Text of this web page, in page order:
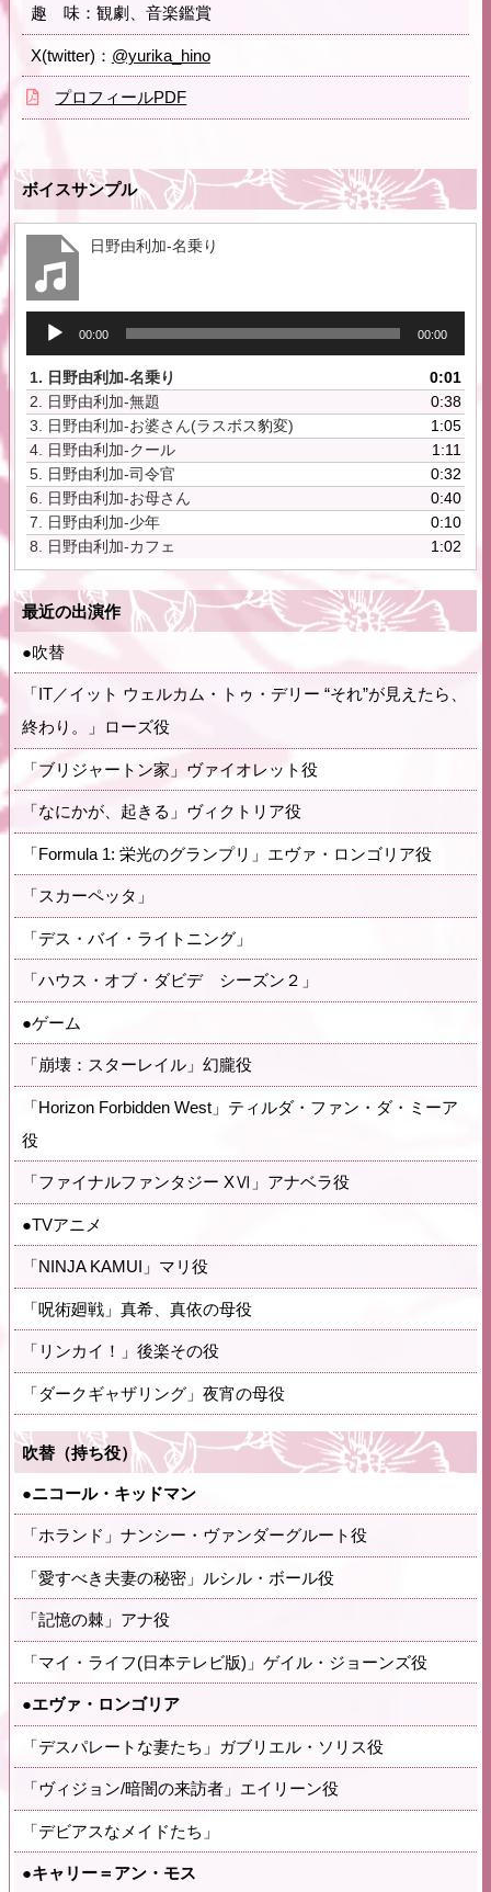
趣 味：観劇、音楽鑑賞
X(twitter)： @yurika_hino
プロフィールPDF
ボイスサンプル
日野由利加-名乗り
プ
レ
ー
ヤ
ー
00:00 00:00
1. 日野由利加-名乗り
0:01
2. 日野由利加-無題
0:38
3. 日野由利加-お婆さん(ラスボス豹変)
1:05
4. 日野由利加-クール
1:11
5. 日野由利加-司令官
0:32
6. 日野由利加-お母さん
0:40
7. 日野由利加-少年
0:10
8. 日野由利加-カフェ 1:02
最近の出演作
●吹替
「IT／イット ウェルカム・トゥ・デリー “それ”が見えたら、
終わり。」ローズ役
「ブリジャートン家」ヴァイオレット役
「なにかが、起きる」ヴィクトリア役
「Formula 1: 栄光のグランプリ」エヴァ・ロンゴリア役
「スカーペッタ」
「デス・バイ・ライトニング」
「ハウス・オブ・ダビデ シーズン２」
●ゲーム
「崩壊：スターレイル」幻朧役
「Horizon Forbidden West」ティルダ・ファン・ダ・ミーア
役
「ファイナルファンタジー XⅥ」アナベラ役
●TVアニメ
「NINJA KAMUI」マリ役
「呪術廻戦」真希、真依の母役
「リンカイ！」後楽その役
「ダークギャザリング」夜宵の母役
吹替（持ち役）
●ニコール・キッドマン
「ホランド」ナンシー・ヴァンダーグルート役
「愛すべき夫妻の秘密」ルシル・ボール役
「記憶の棘」アナ役
「マイ・ライフ(日本テレビ版)」ゲイル・ジョーンズ役
●エヴァ・ロンゴリア
「デスパレートな妻たち」ガブリエル・ソリス役
「ヴィジョン/暗闇の来訪者」エイリーン役
「デビアスなメイドたち」
●キャリー＝アン・モス